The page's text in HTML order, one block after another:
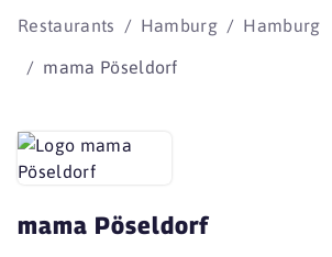
Restaurants Hamburg Hamburg
mama Pöseldorf
mama Pöseldorf